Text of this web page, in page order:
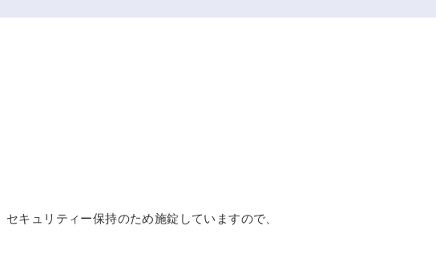
キュリティー保持のため施錠していますので、